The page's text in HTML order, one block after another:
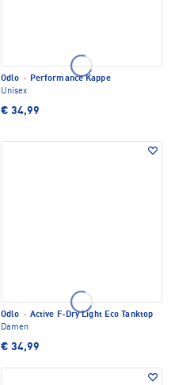
Odlo · Performance Kappe
Unisex
€ 34,99
Odlo · Active F-Dry Light Eco Tanktop
Damen
€ 34,99